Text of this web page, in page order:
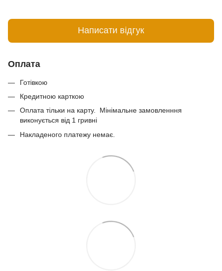
Написати відгук
Оплата
Готівкою
Кредитною карткою
Оплата тільки на карту. Мінімальне замовленння
виконується від 1 гривні
Накладеного платежу немає.